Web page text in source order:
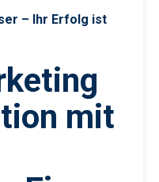
– Ihr Erfolg ist
mit